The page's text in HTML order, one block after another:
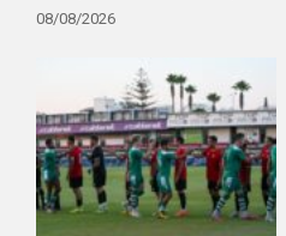
08/08/2026